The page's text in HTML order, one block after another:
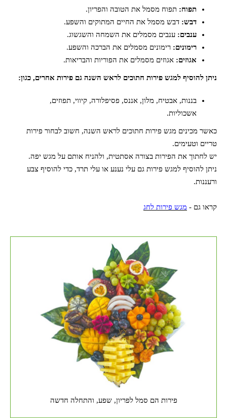
תפוח: תפוח מסמל את הטובה והפריון.
דבש: דבש מסמל את החיים המתוקים והשפע.
ענבים: ענבים מסמלים את השמחה והשגשוג.
רימונים: רימונים מסמלים את הברכה והשפע.
אגוזים: אגוזים מסמלים את הפוריות והבריאות.
ניתן להוסיף למגש פירות חתוכים לראש השנה גם פירות אחרים, כגון:
בננות, אבטיח, מלון, אננס, פסיפלורה, קיווי, תפוזים,
אשכוליות.
כאשר מכינים מגש פירות חתוכים לראש השנה, חשוב לבחור פירות
טריים וטעימים.
יש לחתוך את הפירות בצורה אסתטית, ולהניח אותם על מגש יפה.
ניתן להוסיף למגש פירות גם עלי נענע או עלי תרד, כדי להוסיף צבע
ורעננות.
קראו גם - מגש פירות לחג
פירות הם סמל לפריון, שפע, והתחלה חדשה